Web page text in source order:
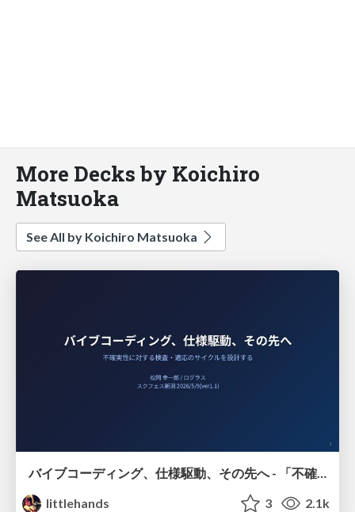
More Decks by Koichiro
Matsuoka
See All by Koichiro Matsuoka
バイブコーディング、仕様駆動、その先へ - 「不確実性に対する検査‧適応のサイクル」を設計する
littlehands
3 2.1k